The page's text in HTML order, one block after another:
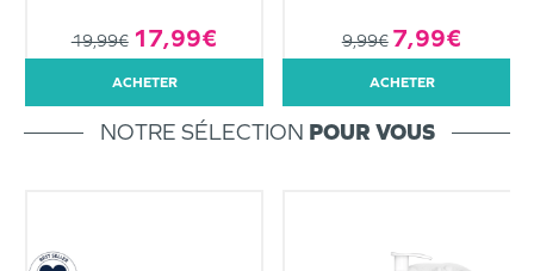
19,99€ 17,99€
ACHETER
9,99€ 7,99€
ACHETER
NOTRE SÉLECTION POUR VOUS